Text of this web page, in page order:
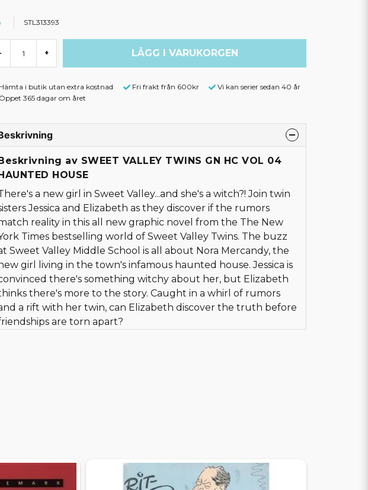
STL313393
- + LÄGG I VARUKORGEN
Hämta i butik utan extra kostnad Fri frakt från 600kr
Vi kan serier sedan 40 år
Öppet 365 dagar om året
av SWEET VALLEY TWINS GN HC VOL 04
HOUSE
a new girl in Sweet Valley...and she's a witch?! Join twin
Jessica and Elizabeth as they discover if the rumors
reality in this all new graphic novel from the The New
Times bestselling world of Sweet Valley Twins. The buzz
Sweet Valley Middle School is all about Nora Mercandy, the
girl living in the town's infamous haunted house. Jessica is
there's something witchy about her, but Elizabeth
there's more to the story. Caught in a whirl of rumors
a rift with her twin, can Elizabeth discover the truth before
are torn apart?